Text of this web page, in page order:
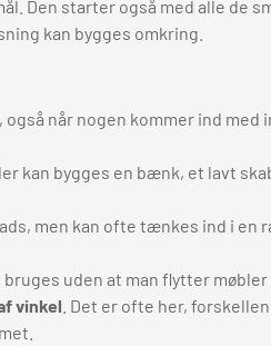
Den starter også med alle de
kan bygges omkring.
også når nogen kommer ind
kan bygges en bænk, et lavt
men kan ofte tænkes ind i en
bruges uden at man flytter møbler
vinkel . Det er ofte her,